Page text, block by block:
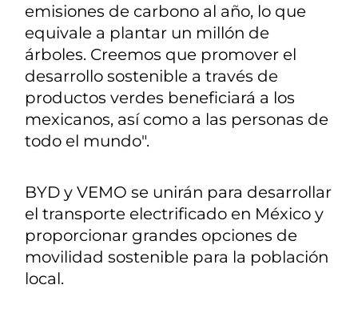
emisiones de carbono al año, lo que
equivale a plantar un millón de
árboles. Creemos que promover el
desarrollo sostenible a través de
productos verdes beneficiará a los
mexicanos, así como a las personas de
todo el mundo".
BYD y VEMO se unirán para desarrollar
el transporte electrificado en México y
proporcionar grandes opciones de
movilidad sostenible para la población
local.